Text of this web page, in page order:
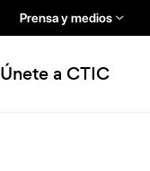
Prensa y medios
Únete a CTIC